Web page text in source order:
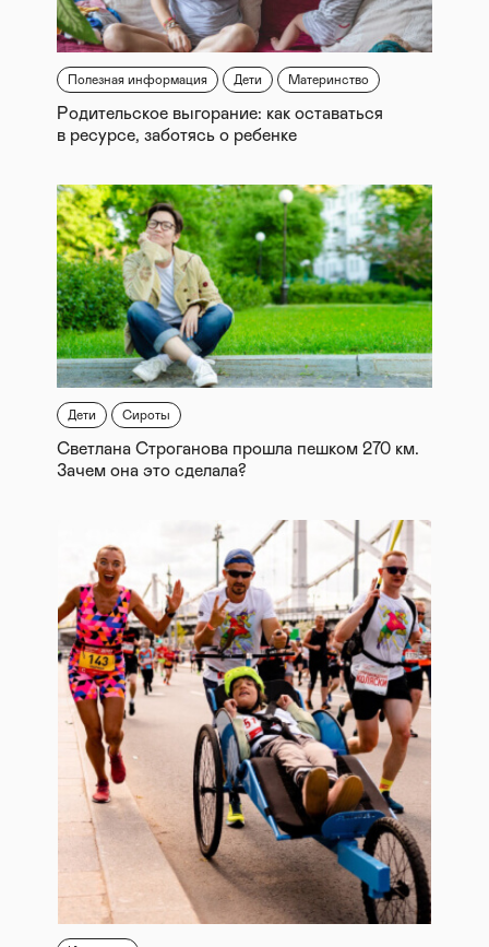
Полезная информация Дети Материнство
Родительское выгорание: как оставаться
в ресурсе, заботясь о ребенке
Дети Сироты
Светлана Строганова прошла пешком 270 км.
Зачем она это сделала?